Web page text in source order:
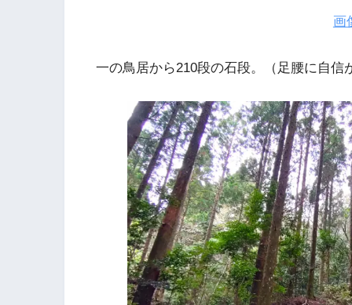
画
一の鳥居から210段の石段。（足腰に自